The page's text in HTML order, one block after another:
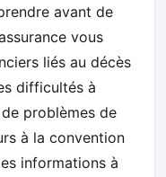
avant de
vous
liés au décès
difficultés à
problèmes de
à la convention
informations à